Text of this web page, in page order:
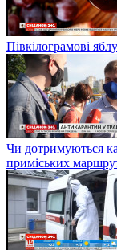
Півкілограмові
Чи дотримуються
приміських